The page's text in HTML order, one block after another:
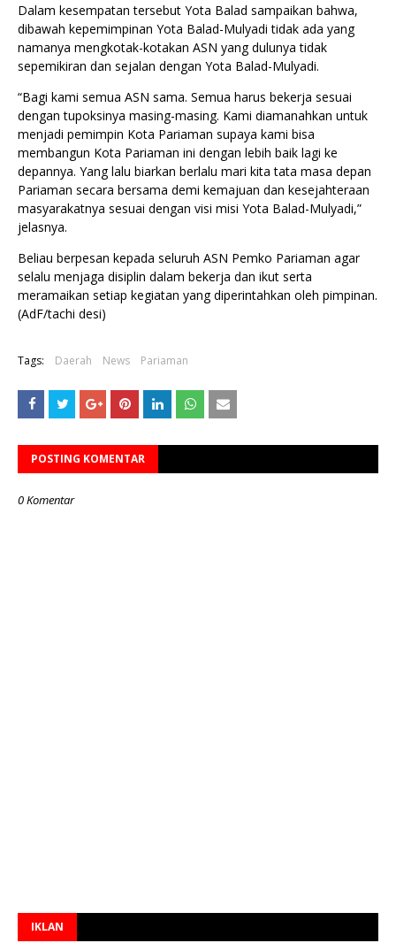
Dalam kesempatan tersebut Yota Balad sampaikan bahwa,
dibawah kepemimpinan Yota Balad-Mulyadi tidak ada yang
namanya mengkotak-kotakan ASN yang dulunya tidak
sepemikiran dan sejalan dengan Yota Balad-Mulyadi.
“Bagi kami semua ASN sama. Semua harus bekerja sesuai
dengan tupoksinya masing-masing. Kami diamanahkan untuk
menjadi pemimpin Kota Pariaman supaya kami bisa
membangun Kota Pariaman ini dengan lebih baik lagi ke
depannya. Yang lalu biarkan berlalu mari kita tata masa depan
Pariaman secara bersama demi kemajuan dan kesejahteraan
masyarakatnya sesuai dengan visi misi Yota Balad-Mulyadi,”
jelasnya.
Beliau berpesan kepada seluruh ASN Pemko Pariaman agar
selalu menjaga disiplin dalam bekerja dan ikut serta
meramaikan setiap kegiatan yang diperintahkan oleh pimpinan.
(AdF/tachi desi)
Tags: Daerah News Pariaman
POSTING KOMENTAR
0 Komentar
IKLAN